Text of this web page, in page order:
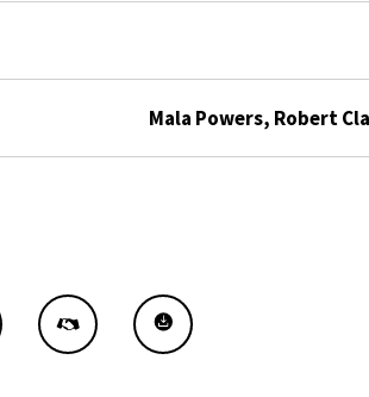
Mala Powers, Robert